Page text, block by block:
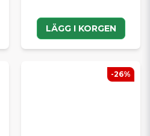
LÄGG I KORGEN
-26%